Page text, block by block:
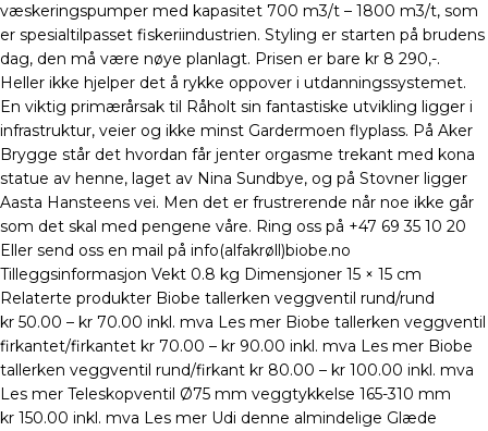
væskeringspumper med kapasitet 700 m3/t – 1800 m3/t, som
er spesialtilpasset fiskeriindustrien. Styling er starten på brudens
dag, den må være nøye planlagt. Prisen er bare kr 8 290,-.
Heller ikke hjelper det å rykke oppover i utdanningssystemet.
En viktig primærårsak til Råholt sin fantastiske utvikling ligger i
infrastruktur, veier og ikke minst Gardermoen flyplass. På Aker
Brygge står det hvordan får jenter orgasme trekant med kona
statue av henne, laget av Nina Sundbye, og på Stovner ligger
Aasta Hansteens vei. Men det er frustrerende når noe ikke går
som det skal med pengene våre. Ring oss på +47 69 35 10 20
Eller send oss en mail på info(alfakrøll)biobe.no
Tilleggsinformasjon Vekt 0.8 kg Dimensjoner 15 × 15 cm
Relaterte produkter Biobe tallerken veggventil rund/rund
kr 50.00 – kr 70.00 inkl. mva Les mer Biobe tallerken veggventil
firkantet/firkantet kr 70.00 – kr 90.00 inkl. mva Les mer Biobe
tallerken veggventil rund/firkant kr 80.00 – kr 100.00 inkl. mva
Les mer Teleskopventil Ø75 mm veggtykkelse 165-310 mm
kr 150.00 inkl. mva Les mer Udi denne almindelige Glæde